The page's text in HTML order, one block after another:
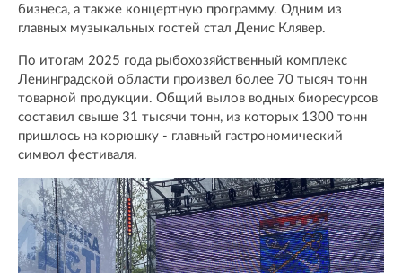
бизнеса, а также концертную программу. Одним из
главных музыкальных гостей стал Денис Клявер.
По итогам 2025 года рыбохозяйственный комплекс
Ленинградской области произвел более 70 тысяч тонн
товарной продукции. Общий вылов водных биоресурсов
составил свыше 31 тысячи тонн, из которых 1300 тонн
пришлось на корюшку - главный гастрономический
символ фестиваля.